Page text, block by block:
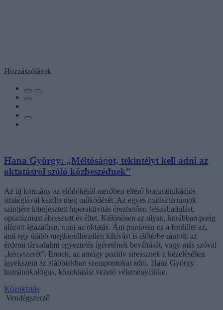
Hozzászólások
Hana György: „Méltóságot, tekintélyt kell adni az
oktatásról szóló közbeszédnek”
Az új kormány az elődökétől merőben eltérő kommunikációs
stratégiával kezdte meg működését. Az egyes minisztériumok
szintjére kiterjesztett hiperaktivitás érezhetően felszabadulást,
optimizmust ébresztett és éltet. Különösen az olyan, korábban porig
alázott ágazatban, mint az oktatás. Ám pontosan ez a lendület az,
ami egy újabb megkerülhetetlen kihívást is előtérbe rántott: az
érdemi társadalmi egyeztetés ígéretének beváltását, vagy más szóval
„kényszerét”. Ennek, az amúgy pozitív stressznek a kezeléséhez
igyekszem az alábbiakban szempontokat adni. Hana György
humánökológus, közoktatási vezető véleménycikke.
Közoktatás
Vendégszerző